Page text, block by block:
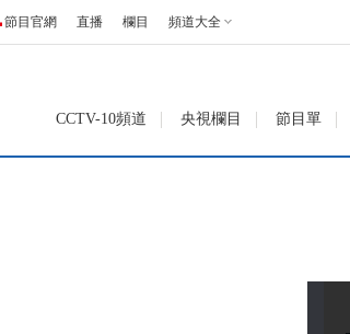
節目官網 直播 欄目 頻道大全
CCTV-10頻道 央視欄目 節目單